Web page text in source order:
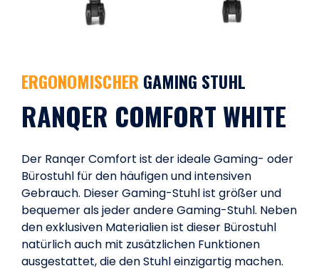
ERGONOMISCHER GAMING STUHL
RANQER COMFORT WHITE
Der Ranqer Comfort ist der ideale Gaming- oder
Bürostuhl für den häufigen und intensiven
Gebrauch. Dieser Gaming-Stuhl ist größer und
bequemer als jeder andere Gaming-Stuhl. Neben
den exklusiven Materialien ist dieser Bürostuhl
natürlich auch mit zusätzlichen Funktionen
ausgestattet, die den Stuhl einzigartig machen.